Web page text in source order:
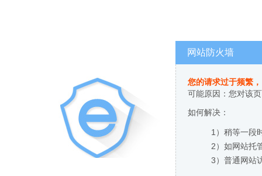
网站防火墙
您的请求过于频繁
可能原因：您对该
如何解决：
1）稍等一段
2）如网站托
3）普通网站